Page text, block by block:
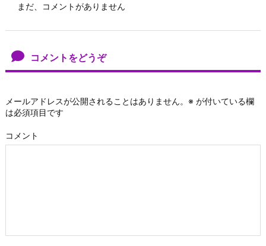
まだ、コメントがありません
コメントをどうぞ
メールアドレスが公開されることはありません。 ※ が付いている欄
は必須項目です
コメント